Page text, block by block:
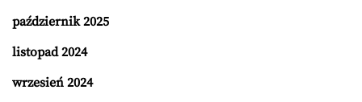
październik 2025
listopad 2024
wrzesień 2024